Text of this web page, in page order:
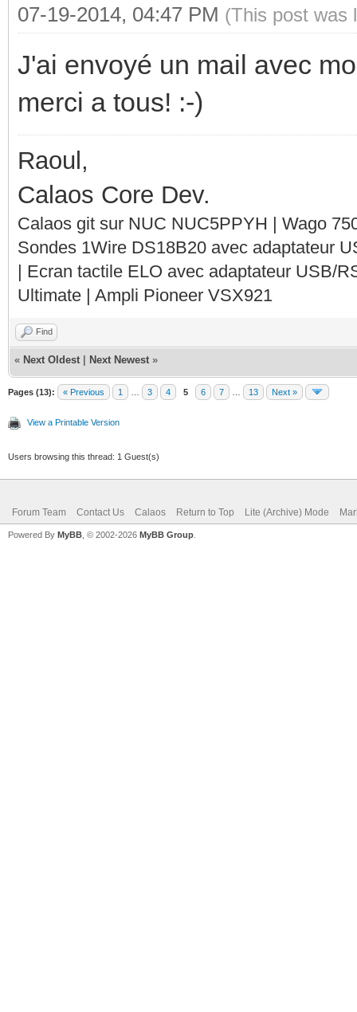
07-19-2014, 04:47 PM (This post was
J'ai envoyé un mail avec
merci a tous! :-)
Raoul,
Calaos Core Dev.
Calaos git sur NUC NUC5PPYH | Wago
Sondes 1Wire DS18B20 avec adaptateur
| Ecran tactile ELO avec adaptateur USB/
Ultimate | Ampli Pioneer VSX921
Find
« Next Oldest Next Newest »
Pages (13): « Previous 1 3 4 5 6 7 13 Next »
View a Printable Version
Users browsing this thread: 1 Guest(s)
Forum Team Contact Us Calaos Return to Top Lite (Archive) Mode
Powered By MyBB , © 2002-2026 MyBB Group